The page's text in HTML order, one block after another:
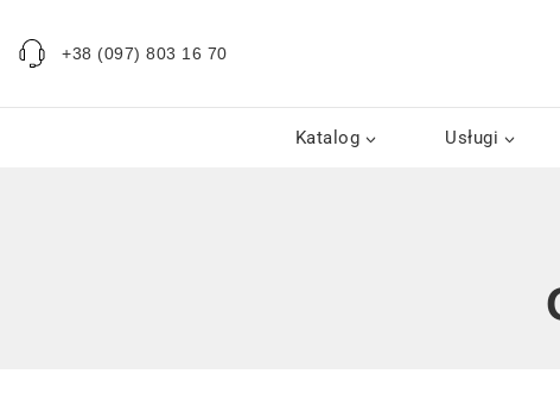
+38 (097) 803 16 70
Katalog Usługi